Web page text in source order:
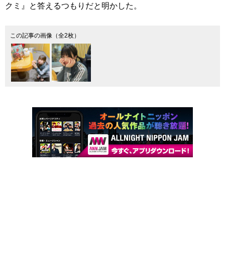
クミ』と答えるつもりだと明かした。
この記事の画像（全2枚）